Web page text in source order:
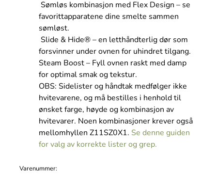
Sømløs kombinasjon med Flex Design – se
favorittapparatene dine smelte sammen
sømløst.
Slide & Hide® – en letthåndterlig dør som
forsvinner under ovnen for uhindret tilgang.
Steam Boost – Fyll ovnen raskt med damp
for optimal smak og tekstur.
OBS: Sidelister og håndtak medfølger ikke
hvitevarene, og må bestilles i henhold til
ønsket farge, høyde og kombinasjon av
hvitevarer. Noen kombinasjoner krever også
mellomhyllen Z11SZ0X1. Se denne guiden
for valg av korrekte lister og grep.
Varenummer: